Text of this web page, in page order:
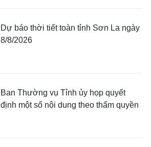
Dự báo thời tiết toàn tỉnh Sơn La ngày
8/8/2026
Ban Thường vụ Tỉnh ủy họp quyết
định một số nội dung theo thẩm quyền